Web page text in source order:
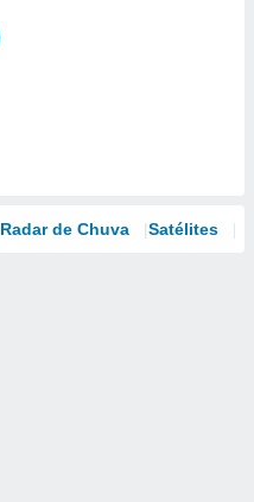
Radar de Chuva Satélites